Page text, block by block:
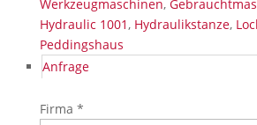
Werkzeugmaschinen,
Hydraulic 1001, Hydraulikstanze,
Peddingshaus
Anfrage
Firma *